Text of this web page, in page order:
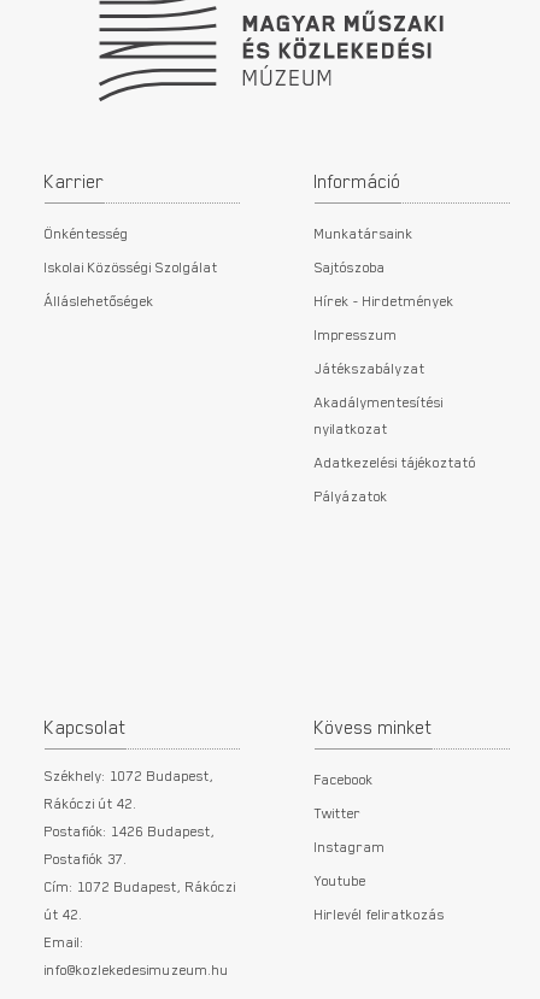
Karrier
Önkéntesség
Iskolai Közösségi Szolgálat
Álláslehetőségek
Információ
Munkatársaink
Sajtószoba
Hírek - Hirdetmények
Impresszum
Játékszabályzat
Akadálymentesítési
nyilatkozat
Adatkezelési tájékoztató
Pályázatok
Kapcsolat
Székhely: 1072 Budapest,
Rákóczi út 42.
Postafiók: 1426 Budapest,
Postafiók 37.
Cím: 1072 Budapest, Rákóczi
út 42.
Email:
info@kozlekedesimuzeum.hu
Kövess minket
Facebook
Twitter
Instagram
Youtube
Hirlevél feliratkozás